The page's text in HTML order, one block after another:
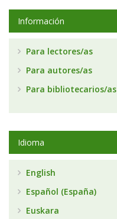
Información
Para lectores/as
Para autores/as
Para bibliotecarios/as
Idioma
English
Español (España)
Euskara